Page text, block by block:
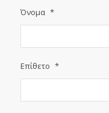
Όνομα *
Επίθετο *